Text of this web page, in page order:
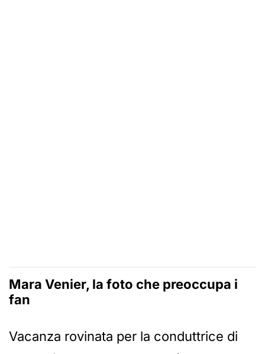
Mara Venier, la foto che preoccupa i
fan
Vacanza rovinata per la conduttrice di